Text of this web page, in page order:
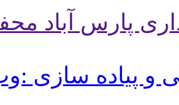
و پیاده سازی